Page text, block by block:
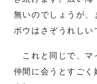
無いのでしょうが、
ボウはさぞうれしい
これと同じで、マ
仲間に会うとすごく